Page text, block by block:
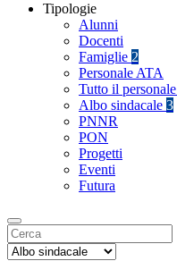
Tipologie
Alunni
Docenti
Famiglie 2
Personale ATA
Tutto il personale
Albo sindacale 3
PNNR
PON
Progetti
Eventi
Futura